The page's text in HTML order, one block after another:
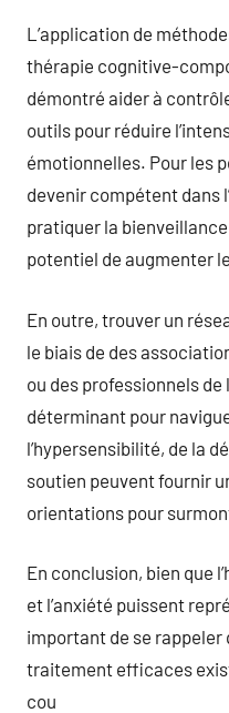
L’application de
thérapie cognitive-
démontré aider à
outils pour réduire
émotionnelles. Pour les
devenir compétent dans
pratiquer la
potentiel de augmenter
En outre, trouver un
le biais de des
ou des professionnels
déterminant pour
l’hypersensibilité, de la
soutien peuvent fournir
orientations pour
En conclusion, bien que
et l’anxiété puissent
important de se rappeler
traitement efficaces
cou